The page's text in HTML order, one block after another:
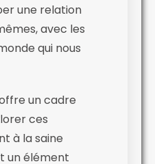
une relation
avec les
qui nous
un cadre
ces
à la saine
un élément